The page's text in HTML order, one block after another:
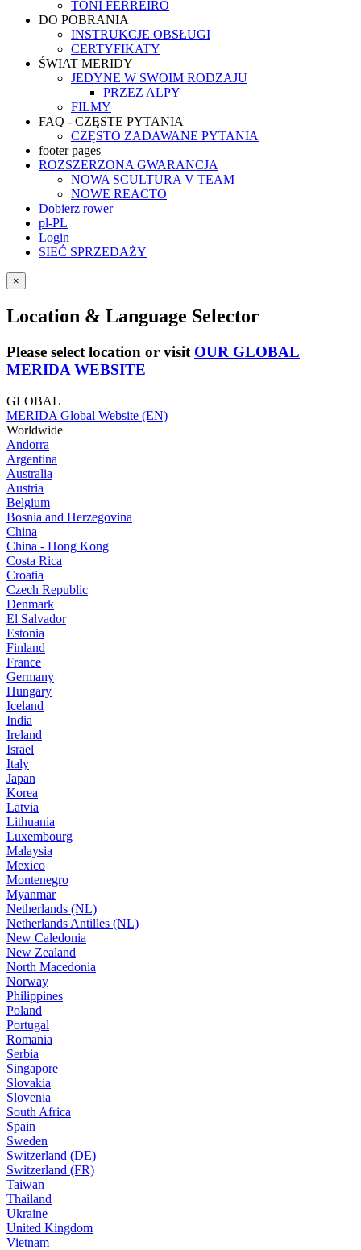
TONI FERREIRO
DO POBRANIA
INSTRUKCJE OBSŁUGI
CERTYFIKATY
ŚWIAT MERIDY
JEDYNE W SWOIM RODZAJU
PRZEZ ALPY
FILMY
FAQ - CZĘSTE PYTANIA
CZĘSTO ZADAWANE PYTANIA
footer pages
ROZSZERZONA GWARANCJA
NOWA SCULTURA V TEAM
NOWE REACTO
Dobierz rower
pl-PL
Login
SIEĆ SPRZEDAŻY
×
Location & Language Selector
Please select location or visit OUR GLOBAL
MERIDA WEBSITE
GLOBAL
MERIDA Global Website (EN)
Worldwide
Andorra
Argentina
Australia
Austria
Belgium
Bosnia and Herzegovina
China
China - Hong Kong
Costa Rica
Croatia
Czech Republic
Denmark
El Salvador
Estonia
Finland
France
Germany
Hungary
Iceland
India
Ireland
Israel
Italy
Japan
Korea
Latvia
Lithuania
Luxembourg
Malaysia
Mexico
Montenegro
Myanmar
Netherlands (NL)
Netherlands Antilles (NL)
New Caledonia
New Zealand
North Macedonia
Norway
Philippines
Poland
Portugal
Romania
Serbia
Singapore
Slovakia
Slovenia
South Africa
Spain
Sweden
Switzerland (DE)
Switzerland (FR)
Taiwan
Thailand
Ukraine
United Kingdom
Vietnam